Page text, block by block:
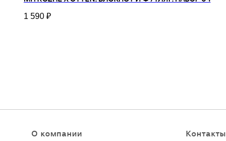
1 590 ₽
О компании Контакты